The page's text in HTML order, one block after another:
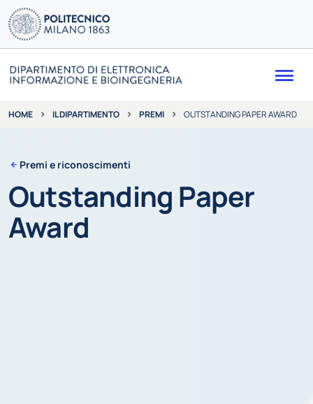
HOME IL DIPARTIMENTO PREMI OUTSTANDING PAPER AWARD
Premi e riconoscimenti
Outstanding Paper
Award